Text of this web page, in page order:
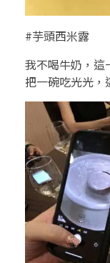
#芋頭西米露
我不喝牛奶，這
把一碗吃光光，